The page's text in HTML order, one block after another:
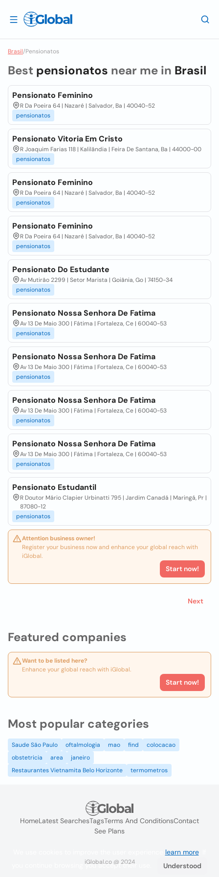
Brasil/Pensionatos
Featured companies
Want to be listed here?
Enhance your global reach with iGlobal.
Start now!
Best pensionatos near me in Brasil
Pensionato Feminino
R Da Poeira 64 | Nazaré | Salvador, Ba | 40040-52
pensionatos
Pensionato Vitoria Em Cristo
R Joaquim Farias 118 | Kalilândia | Feira De Santana, Ba | 44000-00
pensionatos
Pensionato Feminino
R Da Poeira 64 | Nazaré | Salvador, Ba | 40040-52
pensionatos
Pensionato Feminino
R Da Poeira 64 | Nazaré | Salvador, Ba | 40040-52
pensionatos
Pensionato Do Estudante
Av Mutirão 2299 | Setor Marista | Goiânia, Go | 74150-34
pensionatos
Pensionato Nossa Senhora De Fatima
Av 13 De Maio 300 | Fátima | Fortaleza, Ce | 60040-53
pensionatos
Pensionato Nossa Senhora De Fatima
Av 13 De Maio 300 | Fátima | Fortaleza, Ce | 60040-53
pensionatos
Pensionato Nossa Senhora De Fatima
Av 13 De Maio 300 | Fátima | Fortaleza, Ce | 60040-53
pensionatos
Pensionato Nossa Senhora De Fatima
Av 13 De Maio 300 | Fátima | Fortaleza, Ce | 60040-53
pensionatos
Pensionato Estudantil
R Doutor Mário Clapier Urbinatti 795 | Jardim Canadá | Maringá, Pr |
87080-12
pensionatos
Attention business owner!
Register your business now and enhance your global reach with
iGlobal.
Start now!
Next
Most popular categories
Saude São Paulo oftalmologia mao find
colocacao
obstetricia
area
janeiro
Restaurantes Vietnamita Belo Horizonte
termometros
HomeLatest SearchesTagsTerms And ConditionsContact
See Plans
iGlobal.co @ 2024
learn more. If
you continue browsing you accept their use.
Understood